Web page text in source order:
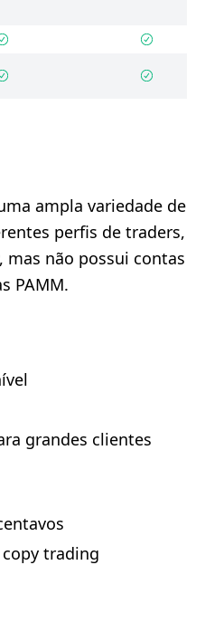
ampla variedade de
perfis de traders,
mas não possui contas
PAMM.
grandes clientes
trading